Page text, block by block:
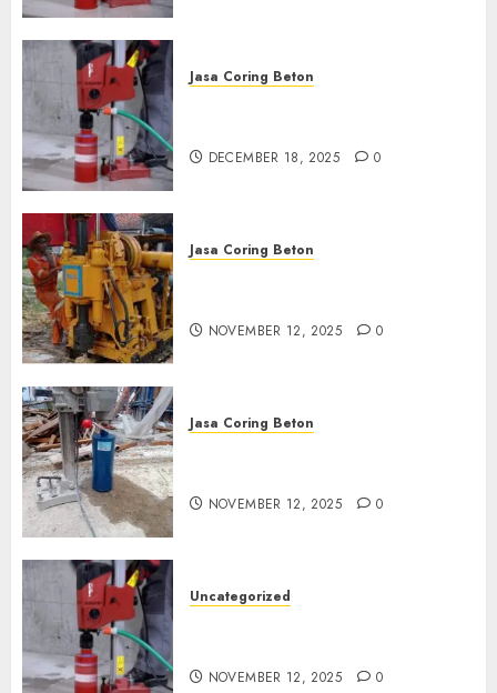
Jasa Coring Beton
DECEMBER 18, 2025 0
Jasa Coring Beton
NOVEMBER 12, 2025 0
Jasa Coring Beton
NOVEMBER 12, 2025 0
Uncategorized
NOVEMBER 12, 2025 0